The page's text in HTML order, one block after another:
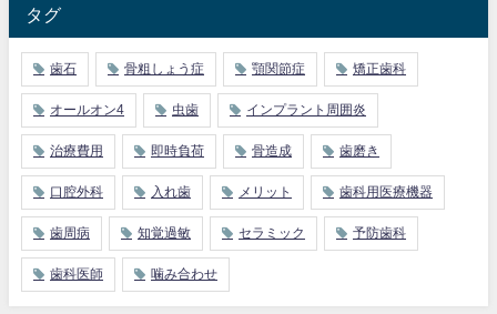
タグ
歯石 骨粗しょう症 顎関節症 矯正歯科
オールオン4 虫歯 インプラント周囲炎
治療費用 即時負荷 骨造成 歯磨き
口腔外科 入れ歯 メリット 歯科用医療機器
歯周病 知覚過敏 セラミック 予防歯科
歯科医師 噛み合わせ